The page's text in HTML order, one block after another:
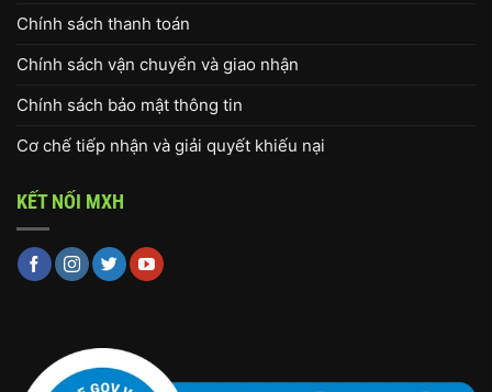
Chính sách thanh toán
Chính sách vận chuyển và giao nhận
Chính sách bảo mật thông tin
Cơ chế tiếp nhận và giải quyết khiếu nại
KẾT NỐI MXH